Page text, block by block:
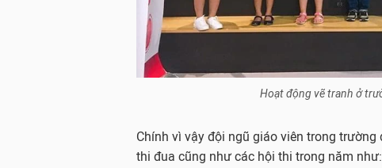
Hoạt động vẽ tranh ở
Chính vì vậy đội ngũ giáo viên trong
thi đua cũng như các hội thi trong năm